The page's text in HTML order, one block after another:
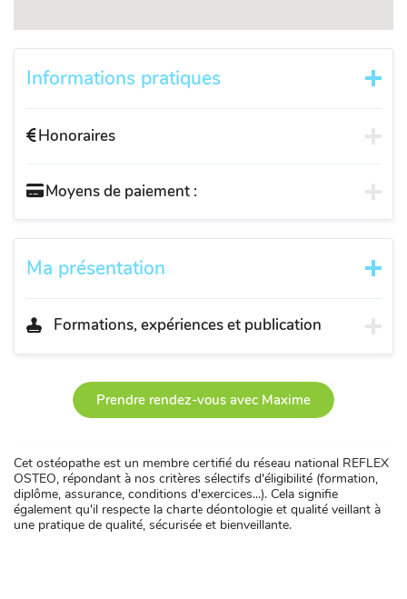
Informations pratiques
Honoraires
Moyens de paiement :
Ma présentation
Formations, expériences et publication
Prendre rendez-vous avec Maxime
Cet ostéopathe est un membre certifié du réseau national REFLEX
OSTEO, répondant à nos critères sélectifs d'éligibilité (formation,
diplôme, assurance, conditions d'exercices...). Cela signifie
également qu'il respecte la charte déontologie et qualité veillant à
une pratique de qualité, sécurisée et bienveillante.